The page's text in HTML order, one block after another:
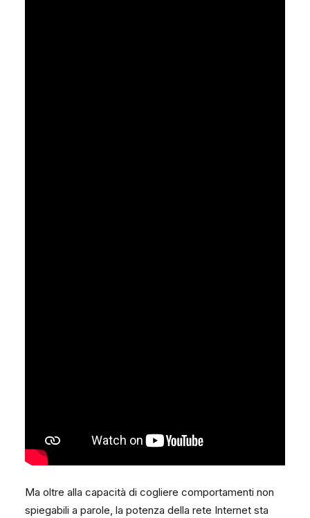
Ma oltre alla capacità di cogliere comportamenti non
spiegabili a parole, la potenza della rete Internet sta